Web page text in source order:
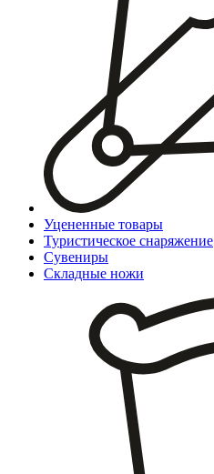
Уцененные товары
Туристическое снаряжение
Сувениры
Складные ножи